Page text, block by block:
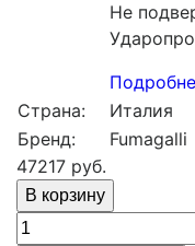
Не
Страна:
Италия
Бренд:
Fumagalli
47217 руб.